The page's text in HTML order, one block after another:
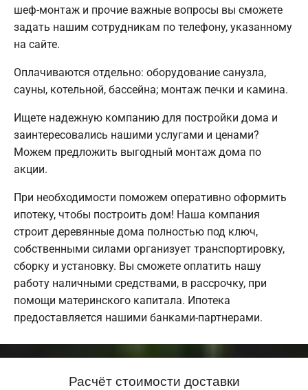
шеф-монтаж и прочие важные вопросы вы сможете
задать нашим сотрудникам по телефону, указанному
на сайте.
Оплачиваются отдельно: оборудование санузла,
сауны, котельной, бассейна; монтаж печки и камина.
Ищете надежную компанию для постройки дома и
заинтересовались нашими услугами и ценами?
Можем предложить выгодный монтаж дома по
акции.
При необходимости поможем оперативно оформить
ипотеку, чтобы построить дом! Наша компания
строит деревянные дома полностью под ключ,
собственными силами организует транспортировку,
сборку и установку. Вы сможете оплатить нашу
работу наличными средствами, в рассрочку, при
помощи материнского капитала. Ипотека
предоставляется нашими банками-партнерами.
Расчёт стоимости доставки